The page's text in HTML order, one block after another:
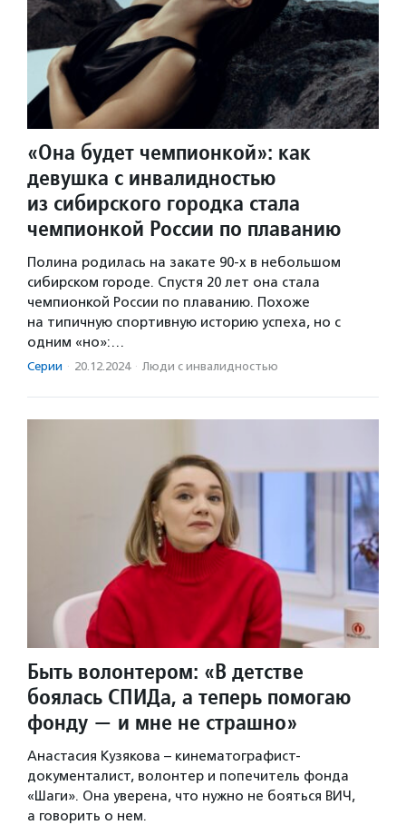
«Она будет чемпионкой»: как
девушка с инвалидностью
из сибирского городка стала
чемпионкой России по плаванию
Полина родилась на закате 90-х в небольшом
сибирском городе. Спустя 20 лет она стала
чемпионкой России по плаванию. Похоже
на типичную спортивную историю успеха, но с
одним «но»:…
Серии · 20.12.2024 · Люди с инвалидностью
Быть волонтером: «В детстве
боялась СПИДа, а теперь помогаю
фонду — и мне не страшно»
Анастасия Кузякова – кинематографист-
документалист, волонтер и попечитель фонда
«Шаги». Она уверена, что нужно не бояться ВИЧ,
а говорить о нем.